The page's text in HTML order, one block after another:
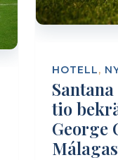
HOTELL,
tio
George